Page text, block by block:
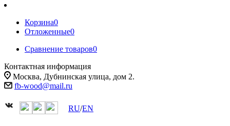
Корзина0
Отложенные0
Сравнение товаров0
Контактная информация
Москва, Дубнинская улица, дом 2.
fb-wood@mail.ru
RU/EN